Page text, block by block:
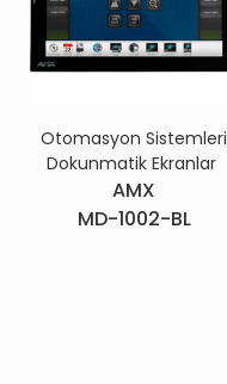
Otomasyon Sistemleri
Dokunmatik Ekranlar
AMX
MD-1002-BL